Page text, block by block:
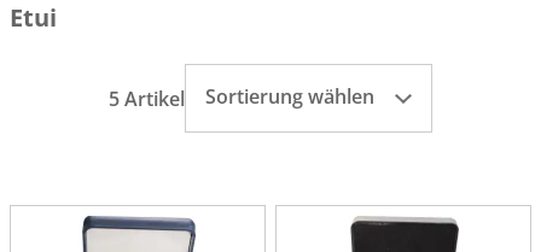
Etui
5 Artikel Sortierung wählen